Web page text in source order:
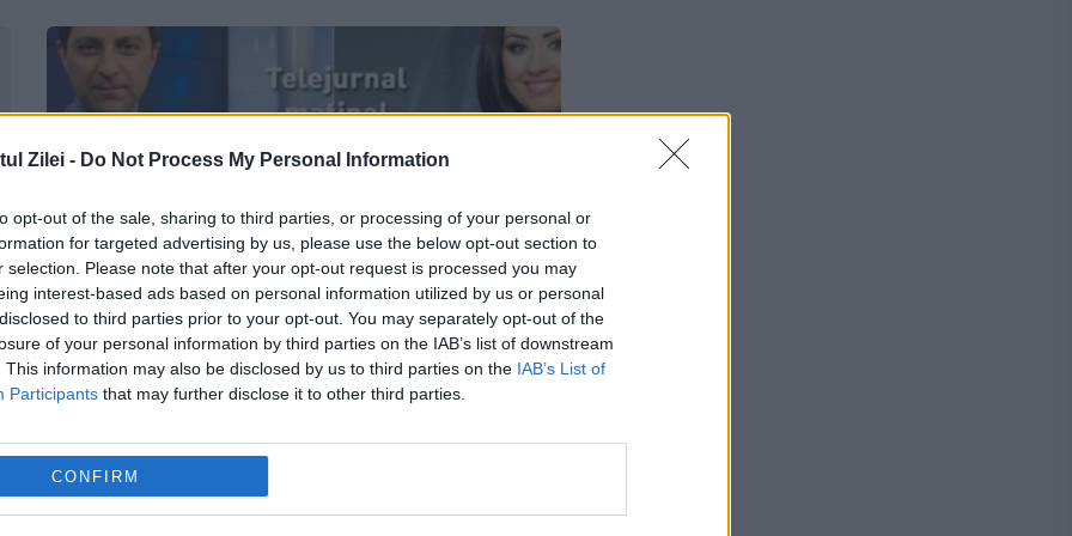
Zilei - Do Not Process My Personal Information
opt-out of the sale, sharing to third parties, or processing of your personal or
for targeted advertising by us, please use the below opt-out section to
selection. Please note that after your opt-out request is processed you may
interest-based ads based on personal information utilized by us or personal
to third parties prior to your opt-out. You may separately opt-out of the
of your personal information by third parties on the IAB’s list of downstream
This information may also be disclosed by us to third parties on the IAB’s List of
Participants that may further disclose it to other third parties.
CONFIRM
Fiul lui Nicolae Melinescu, la „matinalul”
Ştirilor TVR. Ce vrea să fcă Mihai
Melinescu şi cu ce s-a ocupat până
acum
5 FEBRUARIE 2016